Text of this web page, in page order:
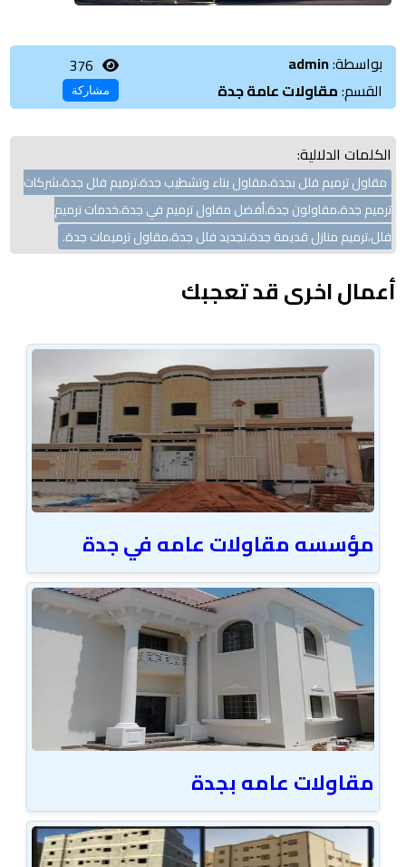
بواسطة:admin
القسم:مقاولات عامة جدة
376
مشاركة
الكلمات الدلالية:
مقاول ترميم فلل بجدة،مقاول بناء وتشطيب جدة،ترميم فلل جدة،شركات
ترميم جدة،مقاولون جدة،أفضل مقاول ترميم في جدة،خدمات ترميم
فلل،ترميم منازل قديمة جدة،تجديد فلل جدة،مقاول ترميمات جدة.
أعمال اخرى قد تعجبك
مؤسسه مقاولات عامه في جدة
مقاولات عامه بجدة